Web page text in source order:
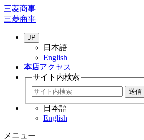
三菱商事
三菱商事
JP
日本語
English
本店アクセス
サイト内検索
日本語
English
メニュー